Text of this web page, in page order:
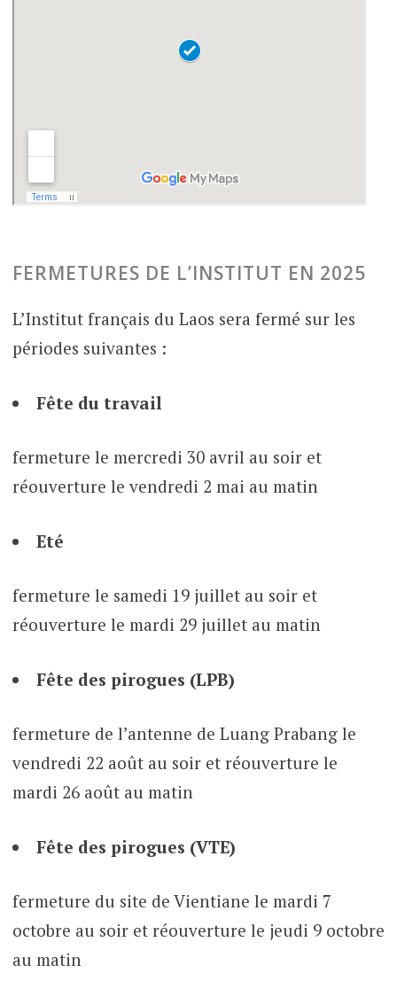
FERMETURES DE L’INSTITUT EN 2025
L’Institut français du Laos sera fermé sur les
périodes suivantes :
Fête du travail
fermeture le mercredi 30 avril au soir et
réouverture le vendredi 2 mai au matin
Eté
fermeture le samedi 19 juillet au soir et
réouverture le mardi 29 juillet au matin
Fête des pirogues (LPB)
fermeture de l’antenne de Luang Prabang le
vendredi 22 août au soir et réouverture le
mardi 26 août au matin
Fête des pirogues (VTE)
fermeture du site de Vientiane le mardi 7
octobre au soir et réouverture le jeudi 9 octobre
au matin